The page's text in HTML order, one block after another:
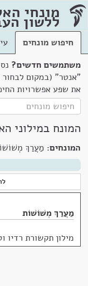
מונחי
ללשון
חיפוש מונחים
משתמשים חדשים?
"אנטר" (במקום לבחור
את שפע אפשרויות
המונח במילוני
המונחים: מַעֲרַךְ
מַעֲרַךְ מְשׁוֹשׁוֹת
מילון תקשורת רדיו